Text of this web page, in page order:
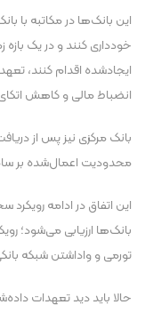
این بانک‌ها در مکاتبه با
خودداری کنند و در یک
ایجادشده اقدام کنند،
انضباط مالی و کاهش
بانک مرکزی نیز پس از
محدودیت اعمال‌شده بر
این اتفاق در ادامه
بانک‌ها ارزیابی می‌شود؛
تورمی و واداشتن شبکه
حالا باید دید تعهدات